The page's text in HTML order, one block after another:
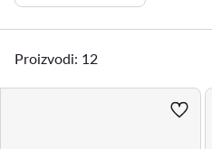
Proizvodi: 12